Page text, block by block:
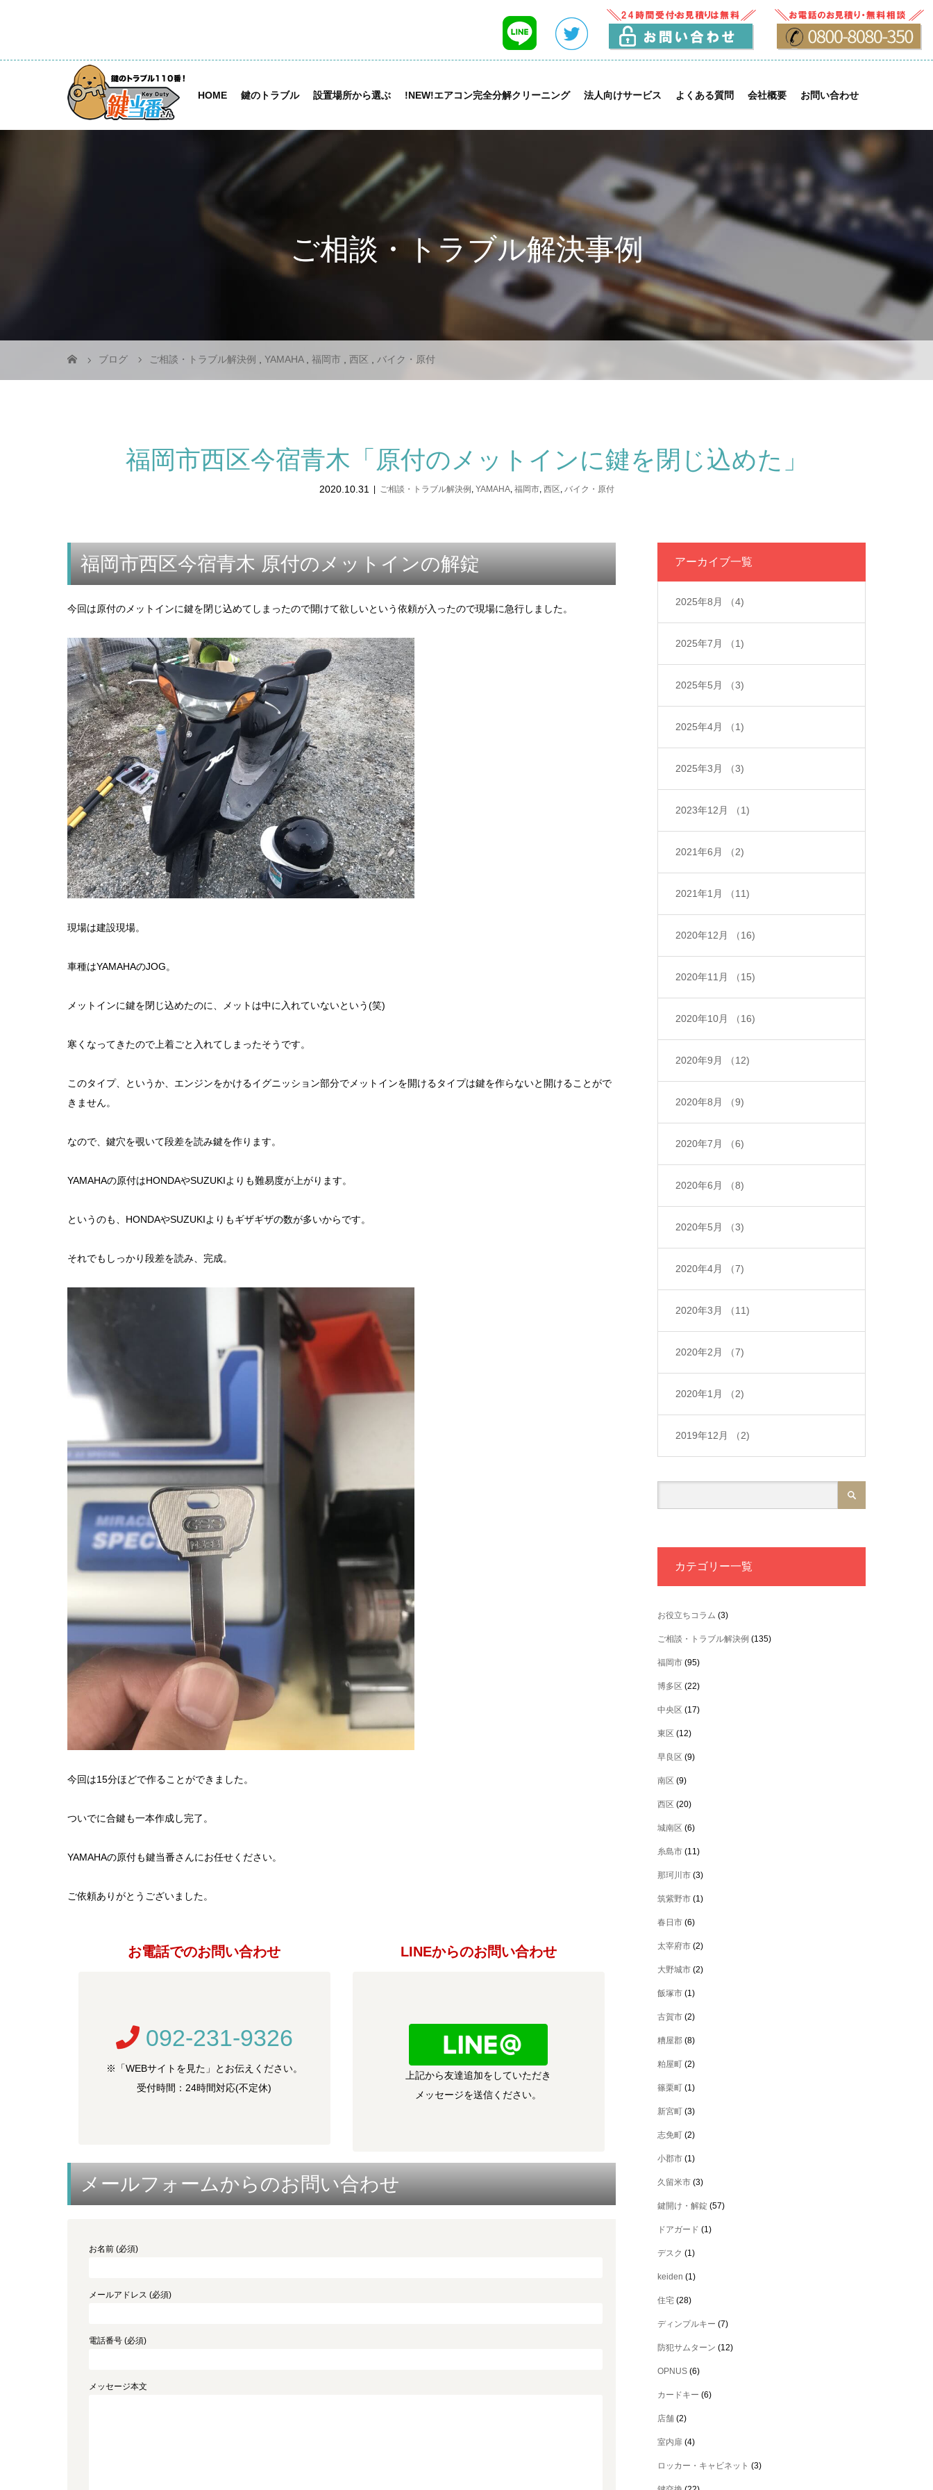
HOME 鍵のトラブル 設置場所から選ぶ !NEW!エアコン完全分解クリーニング 法人向けサービス よくある質問 会社概要 お問い合わせ
ご相談・トラブル解決事例
ブログ ご相談・トラブル解決例 YAMAHA 福岡市 西区 バイク・原付
福岡市西区今宿青木「原付のメットインに鍵を閉じ込めた」
2020.10.31 ご相談・トラブル解決例 , YAMAHA, 福岡市, 西区, バイク・原付
福岡市西区今宿青木 原付のメットインの解錠
今回は原付のメットインに鍵を閉じ込めてしまったので開けて欲しいという依頼が入ったので現場に急行しました。
現場は建設現場。
車種はYAMAHAのJOG。
メットインに鍵を閉じ込めたのに、メットは中に入れていないという(笑)
寒くなってきたので上着ごと入れてしまったそうです。
このタイプ、というか、エンジンをかけるイグニッション部分でメットインを開けるタイプは鍵を作らないと開けることがで
きません。
なので、鍵穴を覗いて段差を読み鍵を作ります。
YAMAHAの原付はHONDAやSUZUKIよりも難易度が上がります。
というのも、HONDAやSUZUKIよりもギザギザの数が多いからです。
それでもしっかり段差を読み、完成。
今回は15分ほどで作ることができました。
ついでに合鍵も一本作成し完了。
YAMAHAの原付も鍵当番さんにお任せください。
ご依頼ありがとうございました。
お電話でのお問い合わせ
092-231-9326
※「WEBサイトを見た」とお伝えください。
受付時間：24時間対応(不定休)
LINEからのお問い合わせ
上記から友達追加をしていただき
メッセージを送信ください。
メールフォームからのお問い合わせ
お名前 (必須)
メールアドレス (必須)
電話番号 (必須)
メッセージ本文
アーカイブ一覧
2025年8月 （4)
2025年7月 （1)
2025年5月 （3)
2025年4月 （1)
2025年3月 （3)
2023年12月 （1)
2021年6月 （2)
2021年1月 （11)
2020年12月 （16)
2020年11月 （15)
2020年10月 （16)
2020年9月 （12)
2020年8月 （9)
2020年7月 （6)
2020年6月 （8)
2020年5月 （3)
2020年4月 （7)
2020年3月 （11)
2020年2月 （7)
2020年1月 （2)
2019年12月 （2)
カテゴリー一覧
お役立ちコラム (3)
ご相談・トラブル解決例 (135)
福岡市 (95)
博多区 (22)
中央区 (17)
東区 (12)
早良区 (9)
南区 (9)
西区 (20)
城南区 (6)
糸島市 (11)
那珂川市 (3)
筑紫野市 (1)
春日市 (6)
太宰府市 (2)
大野城市 (2)
飯塚市 (1)
古賀市 (2)
糟屋郡 (8)
粕屋町 (2)
篠栗町 (1)
新宮町 (3)
志免町 (2)
小郡市 (1)
久留米市 (3)
鍵開け・解錠 (57)
ドアガード (1)
デスク (1)
keiden (1)
住宅 (28)
ディンプルキー (7)
防犯サムターン (12)
OPNUS (6)
カードキー (6)
店舗 (2)
室内扉 (4)
ロッカー・キャビネット (3)